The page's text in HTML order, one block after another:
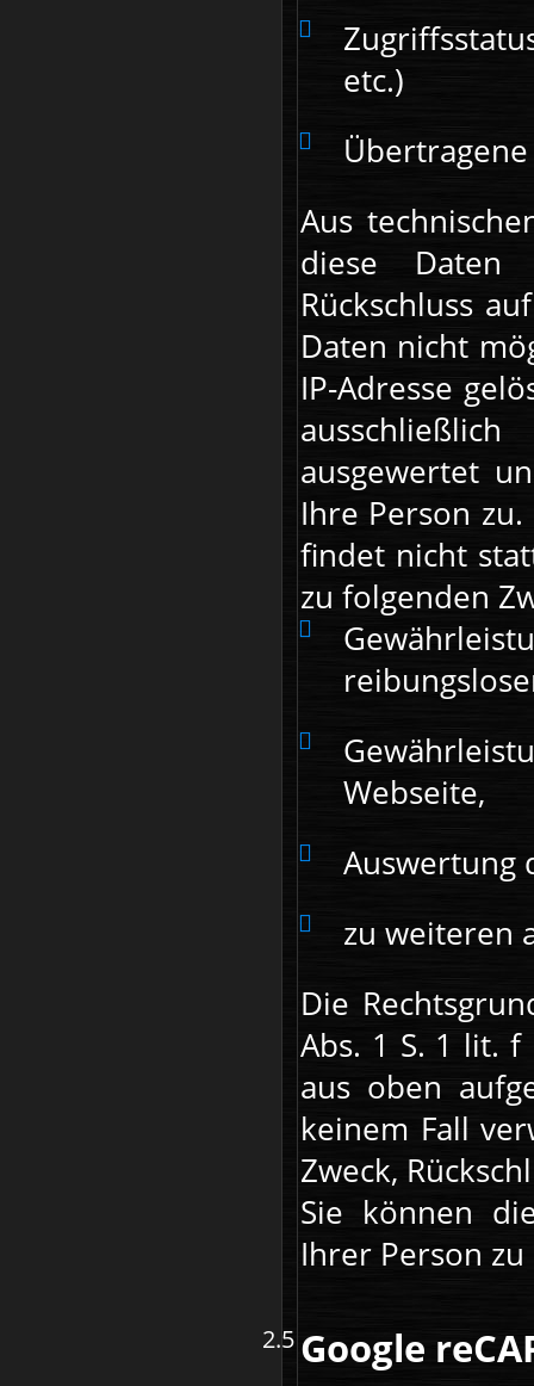
etc.)
Aus
diese Daten
Rückschluss
Daten nicht
IP-Adresse
ausgewertet
Ihre Person
findet nicht
zu folgenden
Webseite,
Auswertung
zu weiteren
Die
Abs. 1 S. 1 lit. f
aus oben
keinem Fall
Zweck,
Sie können
Ihrer Person
Google